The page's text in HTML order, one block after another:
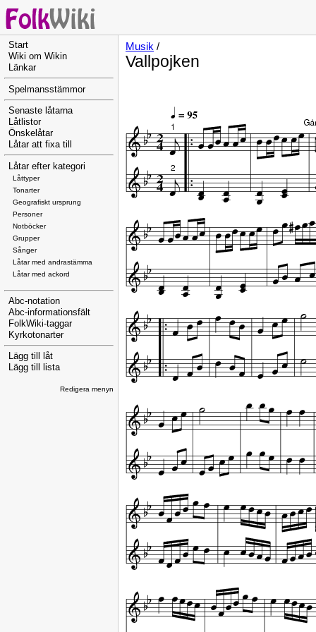
Start
Wiki om Wikin
Länkar
Spelmansstämmor
Senaste låtarna
Låtlistor
Önskelåtar
Låtar att fixa till
Låtar efter kategori
Låttyper
Tonarter
Geografiskt ursprung
Personer
Notböcker
Grupper
Sånger
Låtar med andrastämma
Låtar med ackord
Abc-notation
Abc-informationsfält
FolkWiki-taggar
Kyrkotonarter
Lägg till låt
Lägg till lista
Redigera menyn
Musik /
Vallpojken